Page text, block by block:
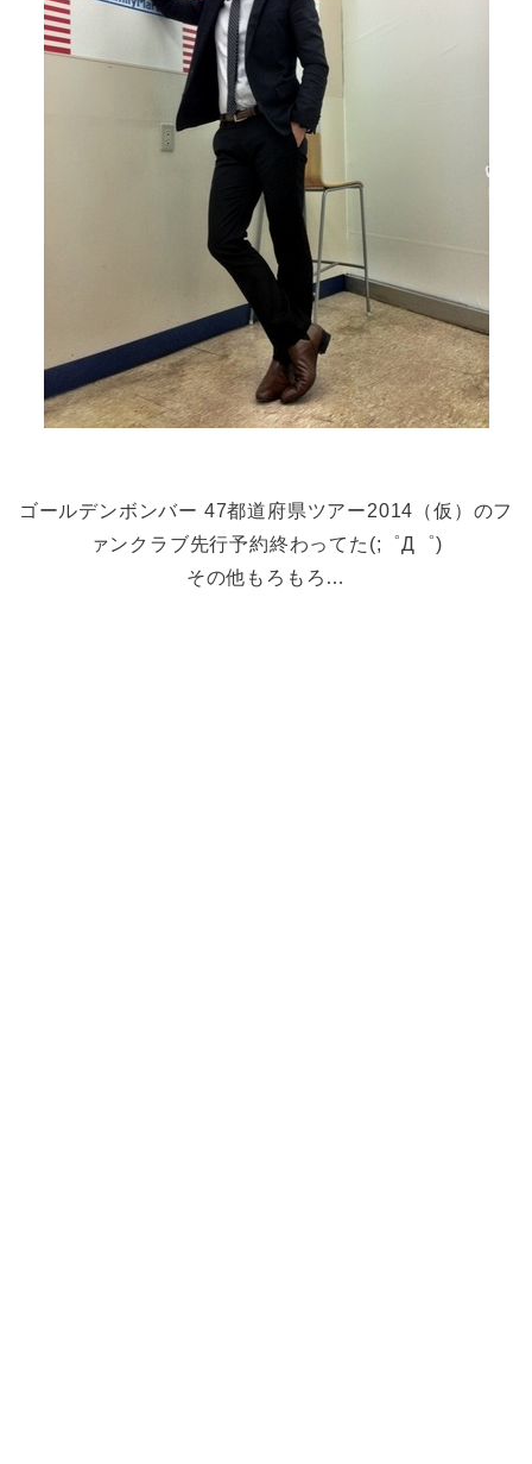
ゴールデンボンバー 47都道府県ツアー2014（仮）のフ
ァンクラブ先行予約終わってた(;゜Д゜)
その他もろもろ…